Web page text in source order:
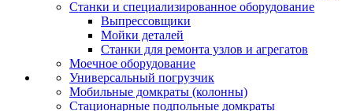
Станки и специализированное оборудование
Выпрессовщики
Мойки деталей
Станки для ремонта узлов и агрегатов
Моечное оборудование
Универсальный погрузчик
Мобильные домкраты (колонны)
Стационарные подпольные домкраты